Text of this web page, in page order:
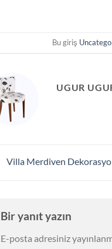
Bu giriş
UGUR
Villa Merdiven
Bir yanıt yazın
E-posta adresiniz